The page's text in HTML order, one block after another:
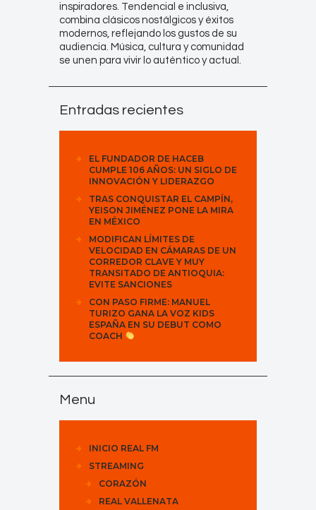
inspiradores. Tendencial e inclusiva,
combina clásicos nostálgicos y éxitos
modernos, reflejando los gustos de su
audiencia. Música, cultura y comunidad
se unen para vivir lo auténtico y actual.
Entradas recientes
EL FUNDADOR DE HACEB
CUMPLE 106 AÑOS: UN SIGLO DE
INNOVACIÓN Y LIDERAZGO
TRAS CONQUISTAR EL CAMPÍN,
YEISON JIMÉNEZ PONE LA MIRA
EN MÉXICO
MODIFICAN LÍMITES DE
VELOCIDAD EN CÁMARAS DE UN
CORREDOR CLAVE Y MUY
TRANSITADO DE ANTIOQUIA:
EVITE SANCIONES
CON PASO FIRME: MANUEL
TURIZO GANA LA VOZ KIDS
ESPAÑA EN SU DEBUT COMO
COACH
Menu
INICIO REAL FM
STREAMING
CORAZÓN
REAL VALLENATA